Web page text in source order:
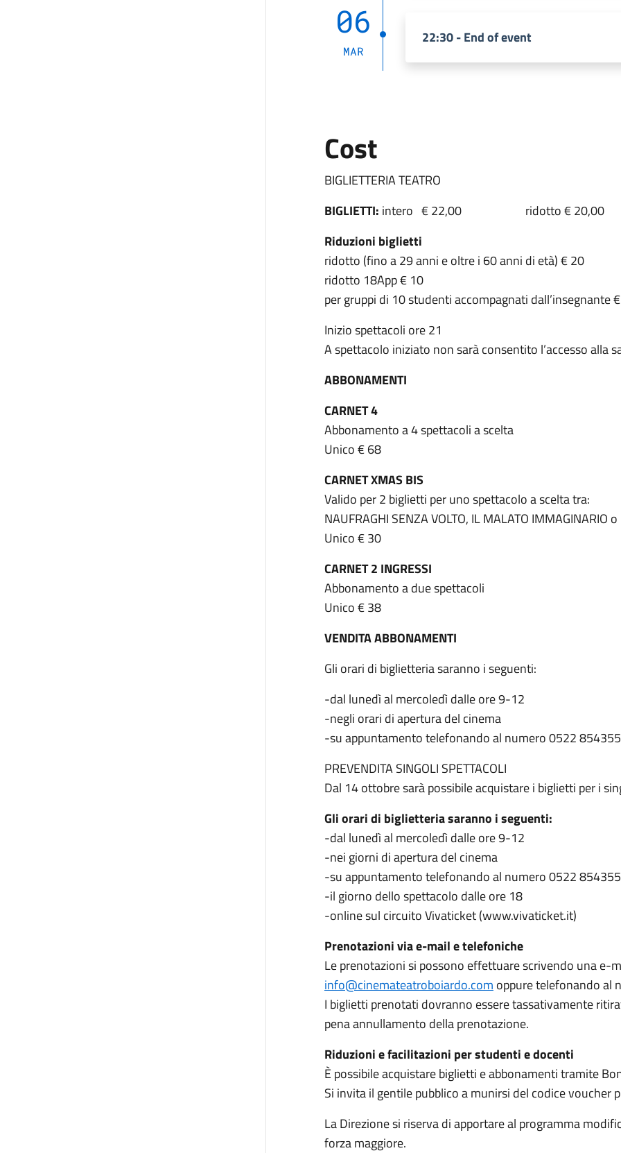
06
MAR
22:30 - End of event
Cost
BIGLIETTERIA TEATRO
BIGLIETTI: intero € 22,00 ridotto €
Riduzioni biglietti
ridotto (fino a 29 anni e oltre i 60 anni di età) € 20
ridotto 18App € 10
per gruppi di 10 studenti accompagnati dall’insegnante
Inizio spettacoli ore 21
A spettacolo iniziato non sarà consentito l’accesso alla
ABBONAMENTI
CARNET 4
Abbonamento a 4 spettacoli a scelta
Unico € 68
CARNET XMAS BIS
Valido per 2 biglietti per uno spettacolo a scelta tra:
NAUFRAGHI SENZA VOLTO, IL MALATO IMMAGINARIO
Unico € 30
CARNET 2 INGRESSI
Abbonamento a due spettacoli
Unico € 38
VENDITA ABBONAMENTI
Gli orari di biglietteria saranno i seguenti:
-dal lunedì al mercoledì dalle ore 9-12
-negli orari di apertura del cinema
-su appuntamento telefonando al numero 0522 854355
PREVENDITA SINGOLI SPETTACOLI
Dal 14 ottobre sarà possibile acquistare i biglietti per i
Gli orari di biglietteria saranno i seguenti:
-dal lunedì al mercoledì dalle ore 9-12
-nei giorni di apertura del cinema
-su appuntamento telefonando al numero 0522 854355
-il giorno dello spettacolo dalle ore 18
-online sul circuito Vivaticket (www.vivaticket.it)
Prenotazioni via e-mail e telefoniche
Le prenotazioni si possono effettuare scrivendo una e-
info@cinemateatroboiardo.com oppure telefonando al
I biglietti prenotati dovranno essere tassativamente
pena annullamento della prenotazione.
Riduzioni e facilitazioni per studenti e docenti
È possibile acquistare biglietti e abbonamenti tramite
Si invita il gentile pubblico a munirsi del codice voucher
La Direzione si riserva di apportare al programma
forza maggiore.